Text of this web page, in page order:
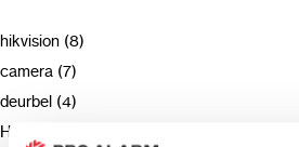
hikvision (8)
camera (7)
deurbel (4)
Hikvision (3)